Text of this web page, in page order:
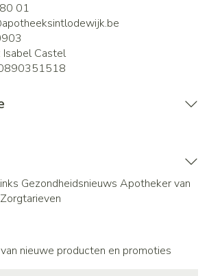
01
apotheeksintlodewijk.be
Isabel Castel
Gezondheidsnieuws Apotheker van
Zorgtarieven
nieuwe producten en promoties